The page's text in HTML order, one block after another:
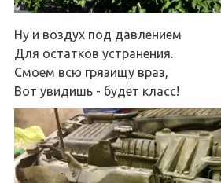
Ну и воздух под давлением
Для остатков устранения.
Смоем всю грязищу враз,
Вот увидишь - будет класс!